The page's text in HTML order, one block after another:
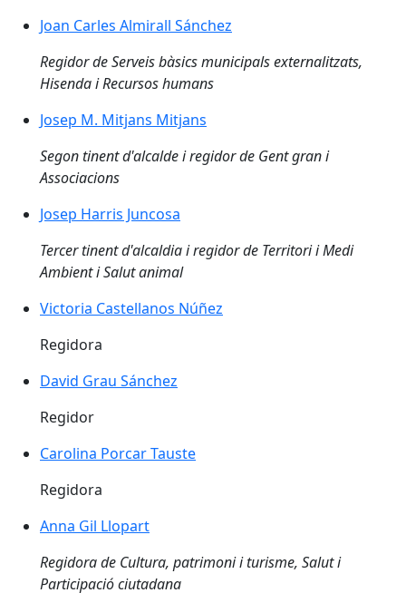
Joan Carles Almirall Sánchez
Joan Carles Almirall Sánchez
Regidor de Serveis bàsics municipals externalitzats,
Hisenda i Recursos humans
Josep M. Mitjans Mitjans
Josep M. Mitjans Mitjans
Segon tinent d'alcalde i regidor de Gent gran i
Associacions
Josep Harris Juncosa
Josep Harris Juncosa
Tercer tinent d'alcaldia i regidor de Territori i Medi
Ambient i Salut animal
Victoria Castellanos Núñez
Victoria Castellanos Núñez
Regidora
David Grau Sánchez
David Grau Sánchez
Regidor
Carolina Porcar Tauste
Carolina Porcar Tauste
Regidora
Anna Gil Llopart
Anna Gil Llopart
Regidora de Cultura, patrimoni i turisme, Salut i
Participació ciutadana